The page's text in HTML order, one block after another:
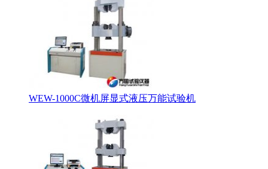
WEW-1000C微机屏显式液压万能试验机